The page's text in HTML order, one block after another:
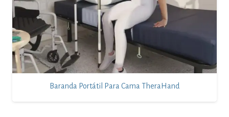
Baranda Portátil Para Cama TheraHand